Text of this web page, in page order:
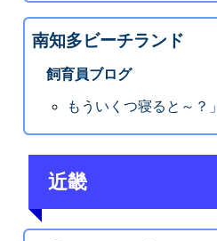
南知多ビーチランド
飼育員ブログ
もういくつ寝ると～？」
近畿